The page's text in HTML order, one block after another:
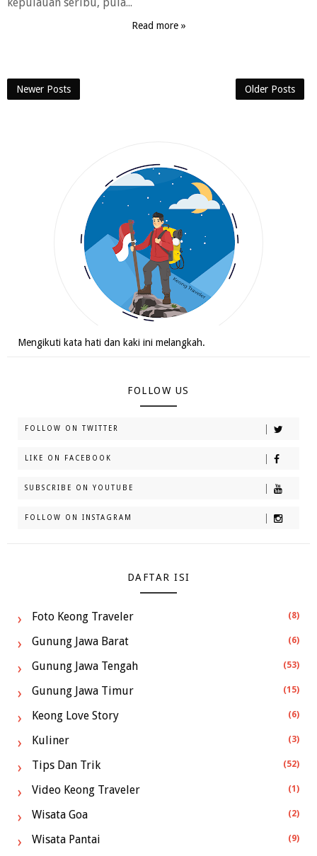
Read more »
Newer Posts Older Posts
Mengikuti kata hati dan kaki ini melangkah.
FOLLOW US
FOLLOW ON TWITTER
LIKE ON FACEBOOK
SUBSCRIBE ON YOUTUBE
FOLLOW ON INSTAGRAM
DAFTAR ISI
Foto Keong Traveler (8)
Gunung Jawa Barat (6)
Gunung Jawa Tengah (53)
Gunung Jawa Timur (15)
Keong Love Story (6)
Kuliner (3)
Tips Dan Trik (52)
Video Keong Traveler (1)
Wisata Goa (2)
Wisata Pantai (9)